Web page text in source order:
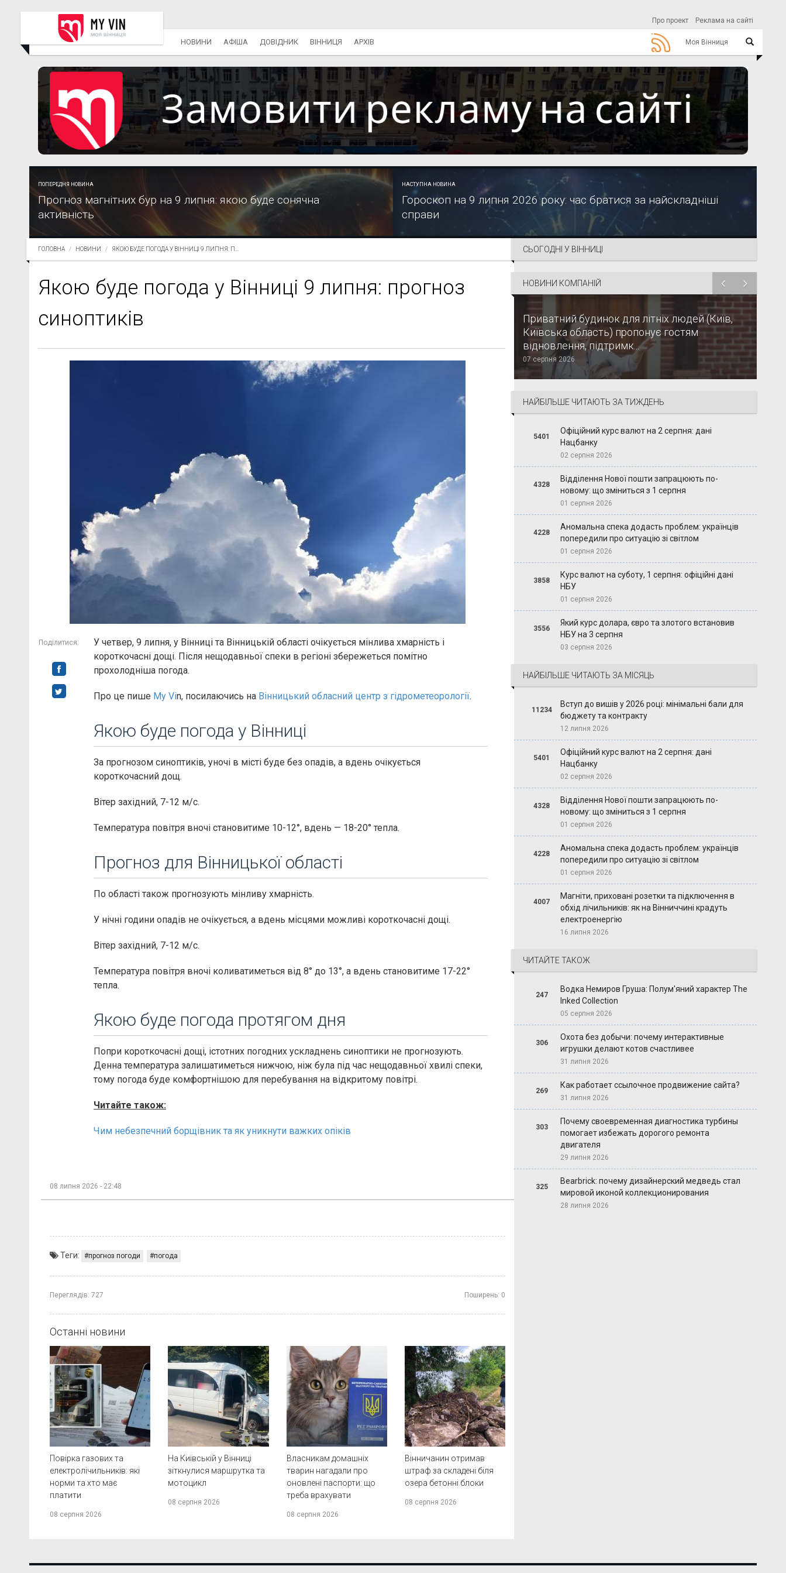
Про проект Реклама на сайті
Моя Вінниця
НОВИНИ АФІША ДОВІДНИК ВІННИЦЯ АРХІВ
ПОПЕРЕДНЯ НОВИНА
Прогноз магнітних бур на 9 липня: якою буде сонячна
активність
НАСТУПНА НОВИНА
Гороскоп на 9 липня 2026 року: час братися за найскладніші
справи
ГОЛОВНА НОВИНИ ЯКОЮ БУДЕ ПОГОДА У ВІННИЦІ 9 ЛИПНЯ: П...
Якою буде погода у Вінниці 9 липня: прогноз
синоптиків
Поділитися:
У четвер, 9 липня, у Вінниці та Вінницькій області очікується мінлива хмарність і
короткочасні дощі. Після нещодавньої спеки в регіоні збережеться помітно
прохолодніша погода.
Про це пише My Vin, посилаючись на Вінницький обласний центр з гідрометеорології.
Якою буде погода у Вінниці
За прогнозом синоптиків, уночі в місті буде без опадів, а вдень очікується
короткочасний дощ.
Вітер західний, 7-12 м/с.
Температура повітря вночі становитиме 10-12°, вдень — 18-20° тепла.
Прогноз для Вінницької області
По області також прогнозують мінливу хмарність.
У нічні години опадів не очікується, а вдень місцями можливі короткочасні дощі.
Вітер західний, 7-12 м/с.
Температура повітря вночі коливатиметься від 8° до 13°, а вдень становитиме 17-22°
тепла.
Якою буде погода протягом дня
Попри короткочасні дощі, істотних погодних ускладнень синоптики не прогнозують.
Денна температура залишатиметься нижчою, ніж була під час нещодавньої хвилі спеки,
тому погода буде комфортнішою для перебування на відкритому повітрі.
Читайте також:
Чим небезпечний борщівник та як уникнути важких опіків
08 липня 2026 - 22:48
Теги: прогноз погоди погода
Переглядів: 727 Поширень: 0
Останні новини
Повірка газових та
електролічильників: які
норми та хто має
платити
08 серпня 2026
На Київській у Вінниці
зіткнулися маршрутка та
мотоцикл
08 серпня 2026
Власникам домашніх
тварин нагадали про
оновлені паспорти: що
треба врахувати
08 серпня 2026
Вінничанин отримав
штраф за складені біля
озера бетонні блоки
08 серпня 2026
СЬОГОДНІ У ВІННИЦІ
НОВИНИ КОМПАНІЙ
Приватний будинок для літніх людей (Київ,
Київська область) пропонує гостям
відновлення, підтримк...
07 серпня 2026
НАЙБІЛЬШЕ ЧИТАЮТЬ ЗА ТИЖДЕНЬ
5401
Офіційний курс валют на 2 серпня: дані
Нацбанку
02 серпня 2026
4328
Відділення Нової пошти запрацюють по-
новому: що зміниться з 1 серпня
01 серпня 2026
4228
Аномальна спека додасть проблем: українців
попередили про ситуацію зі світлом
01 серпня 2026
3858
Курс валют на суботу, 1 серпня: офіційні дані
НБУ
01 серпня 2026
3556
Який курс долара, євро та злотого встановив
НБУ на 3 серпня
03 серпня 2026
НАЙБІЛЬШЕ ЧИТАЮТЬ ЗА МІСЯЦЬ
11234
Вступ до вишів у 2026 році: мінімальні бали для
бюджету та контракту
12 липня 2026
5401
Офіційний курс валют на 2 серпня: дані
Нацбанку
02 серпня 2026
4328
Відділення Нової пошти запрацюють по-
новому: що зміниться з 1 серпня
01 серпня 2026
4228
Аномальна спека додасть проблем: українців
попередили про ситуацію зі світлом
01 серпня 2026
4007
Магніти, приховані розетки та підключення в
обхід лічильників: як на Вінниччині крадуть
електроенергію
16 липня 2026
ЧИТАЙТЕ ТАКОЖ
247
Водка Немиров Груша: Полум'яний характер The
Inked Collection
05 серпня 2026
306
Охота без добычи: почему интерактивные
игрушки делают котов счастливее
31 липня 2026
269
Как работает ссылочное продвижение сайта?
31 липня 2026
303
Почему своевременная диагностика турбины
помогает избежать дорогого ремонта
двигателя
29 липня 2026
325
Bearbrick: почему дизайнерский медведь стал
мировой иконой коллекционирования
28 липня 2026